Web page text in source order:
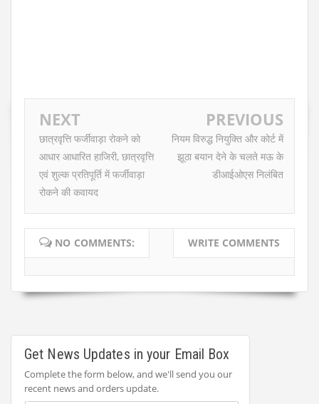
NEXT
छात्रवृत्ति फर्जीवाड़ा रोकने को
आधार आधारित हाजिरी, छात्रवृत्ति
एवं शुल्क प्रतिपूर्ति में फर्जीवाड़ा
रोकने की कवायद
PREVIOUS
नियम विरुद्ध नियुक्ति और कोर्ट में
झूठा बयान देने के चलते मऊ के
डीआईओएस निलंबित
NO COMMENTS: WRITE COMMENTS
Get News Updates in your Email Box
Complete the form below, and we'll send you our
recent news and orders update.